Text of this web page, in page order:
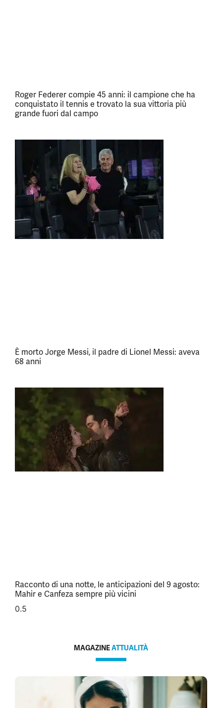
Roger Federer compie 45 anni: il campione che ha
conquistato il tennis e trovato la sua vittoria più
grande fuori dal campo
È morto Jorge Messi, il padre di Lionel Messi: aveva
68 anni
Racconto di una notte, le anticipazioni del 9 agosto:
Mahir e Canfeza sempre più vicini
MAGAZINEATTUALITÀ